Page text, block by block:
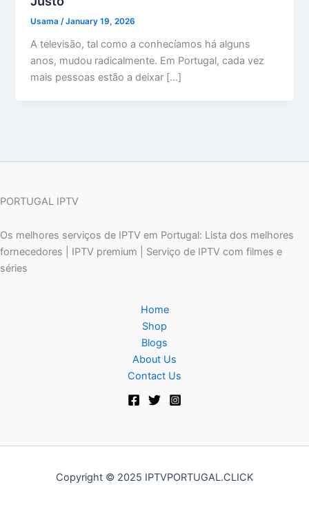
Usama/January 19, 2026
A televisão, tal como a conhecíamos há alguns
anos, mudou radicalmente. Em Portugal, cada vez
mais pessoas estão a deixar […]
PORTUGAL IPTV
Os melhores serviços de IPTV em Portugal: Lista dos melhores
fornecedores | IPTV premium | Serviço de IPTV com filmes e
séries
Home
Shop
Blogs
About Us
Contact Us
Copyright © 2025 IPTVPORTUGAL.CLICK